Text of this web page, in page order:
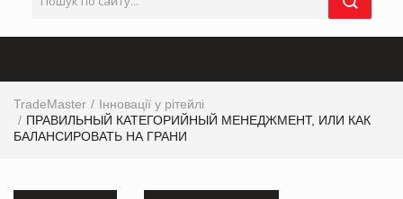
TradeMaster
Інновації у рітейлі
ПРАВИЛЬНЫЙ КАТЕГОРИЙНЫЙ МЕНЕДЖМЕНТ, ИЛИ КАК
БАЛАНСИРОВАТЬ НА ГРАНИ